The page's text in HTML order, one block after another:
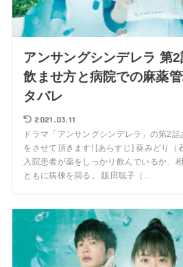
アンサングシンデレラ 第
飲ませ方と病院での麻薬
タバレ
2021.03.11
ドラマ「アンサングシンデレラ」の第2
をさせて頂きます! [あらすじ] 葵みどり（
入院患者が薬をしっかり飲んでいるか、
ともに病棟を回る。 販田聡子（...